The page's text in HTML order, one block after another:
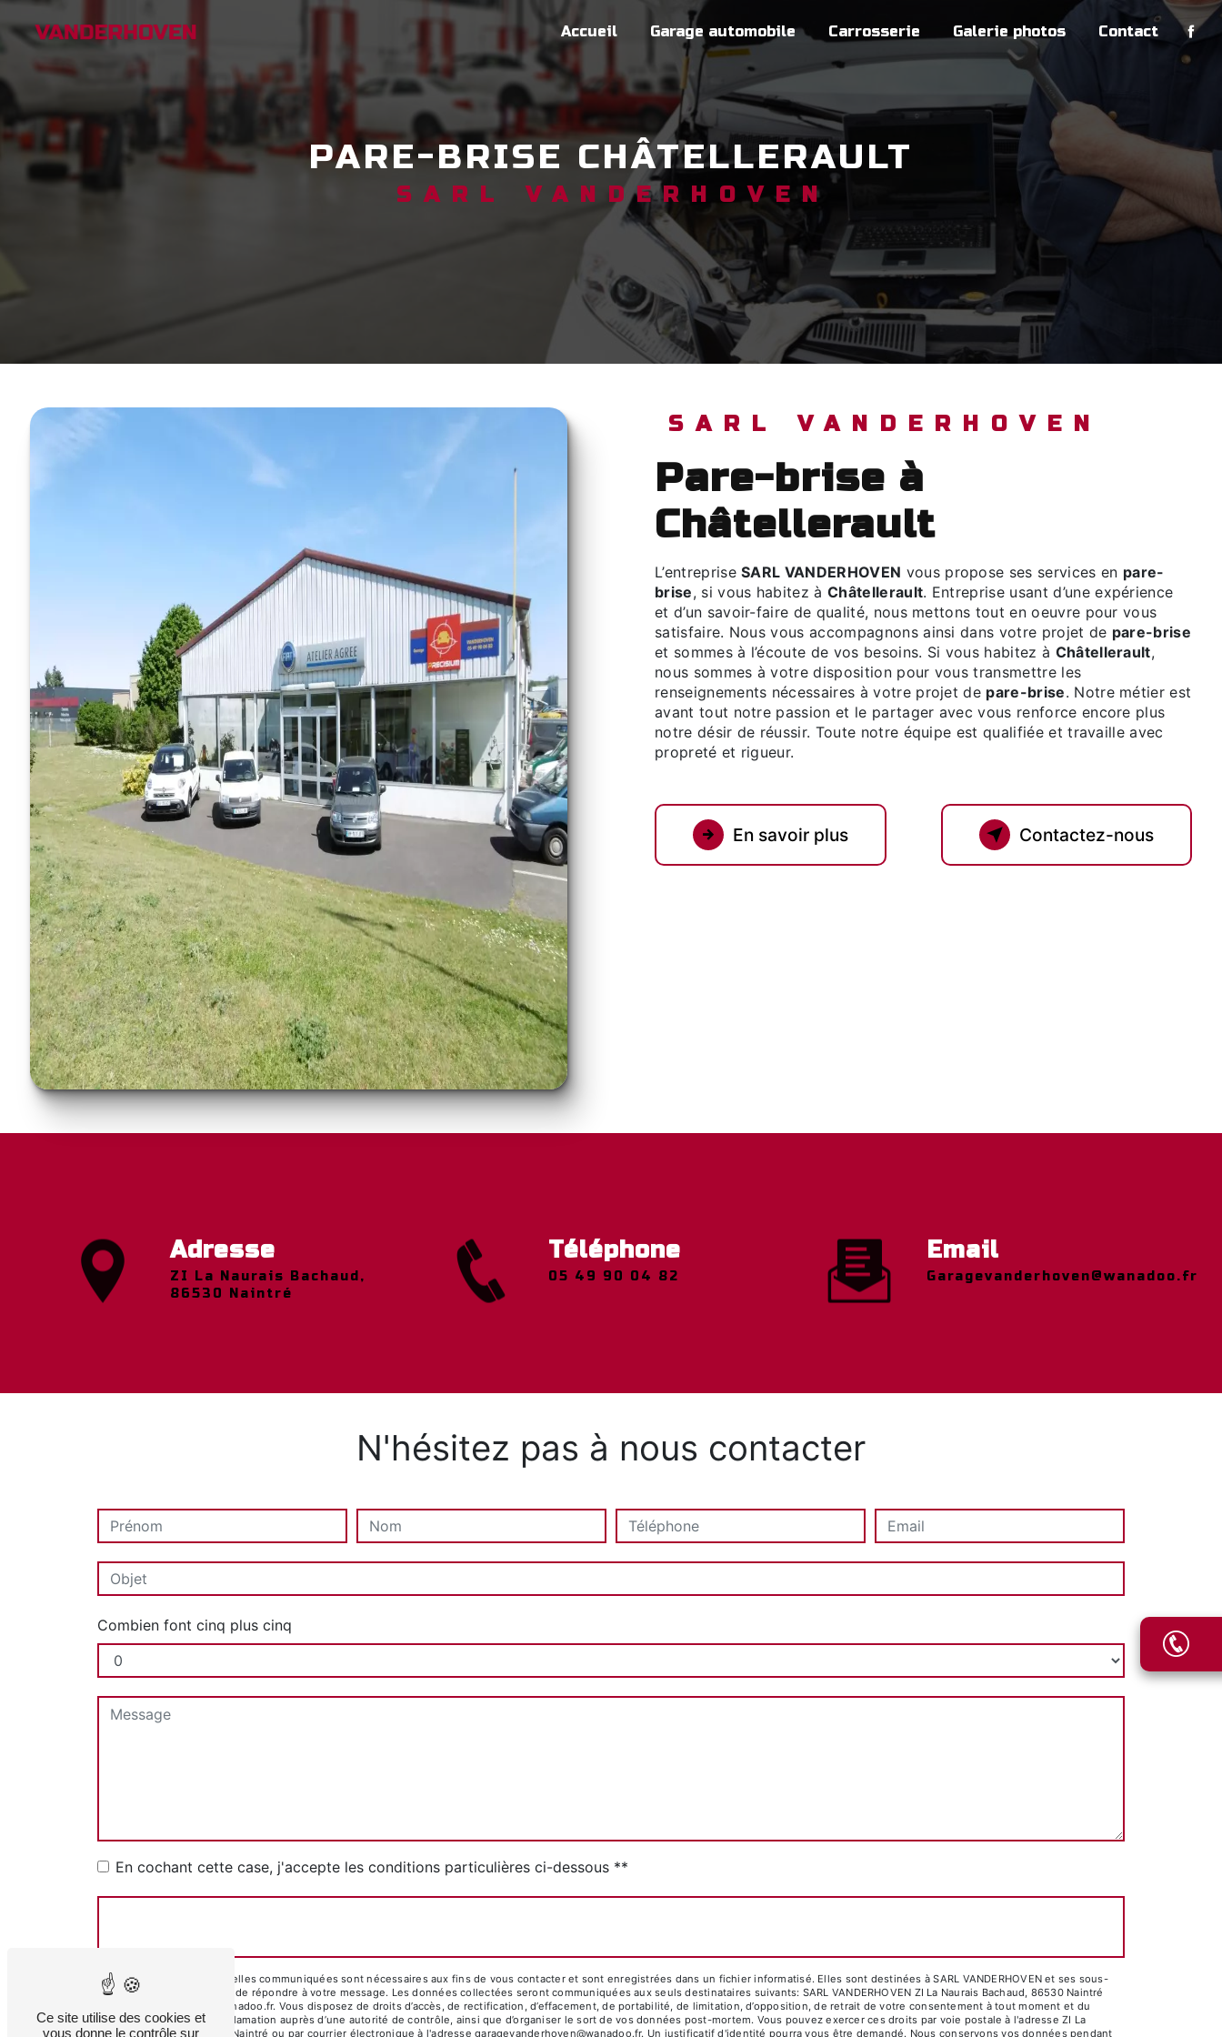
Accueil Garage automobile Carrosserie Galerie photos Contact
PARE-BRISE CHÂTELLERAULT
SARL VANDERHOVEN
SARL VANDERHOVEN
pare-brise à
Châtellerault
L’entrepriseSARL VANDERHOVEN vous propose ses services en pare-
brise, si vous habitez àChâtellerault. Entreprise usant d’une expérience
et d’un savoir-faire de qualité, nous mettons tout en oeuvre pour vous
satisfaire. Nous vous accompagnons ainsi dans votre projet de pare-brise
et sommes à l’écoute de vos besoins. Si vous habitez à Châtellerault,
nous sommes à votre disposition pour vous transmettre les
renseignements nécessaires à votre projet de pare-brise. Notre métier est
avant tout notre passion et le partager avec vous renforce encore plus
notre désir de réussir. Toute notre équipe est qualifiée et travaille avec
propreté et rigueur.
En savoir plus Contactez-nous
Adresse
ZI La Naurais Bachaud,
86530 Naintré
Téléphone
05 49 90 04 82
Email
garagevanderhoven@wanadoo.fr
N'hésitez pas à nous contacter
Combien font cinq plus cinq
En cochant cette case, j'accepte les conditions particulières ci-dessous **
** Les données personnelles communiquées sont nécessaires aux fins de vous contacter et sont enregistrées dans un fichier informatisé. Elles sont destinées à SARL VANDERHOVEN et ses sous-
traitants dans le seul but de répondre à votre message. Les données collectées seront communiquées aux seuls destinataires suivants: SARL VANDERHOVEN ZI La Naurais Bachaud, 86530 Naintré
garagevanderhoven@wanadoo.fr. Vous disposez de droits d’accès, de rectification, d’effacement, de portabilité, de limitation, d’opposition, de retrait de votre consentement à tout moment et du
droit d’introduire une réclamation auprès d’une autorité de contrôle, ainsi que d’organiser le sort de vos données post-mortem. Vous pouvez exercer ces droits par voie postale à l'adresse ZI La
Naurais Bachaud, 86530 Naintré ou par courrier électronique à l'adresse garagevanderhoven@wanadoo.fr. Un justificatif d'identité pourra vous être demandé. Nous conservons vos données pendant
Ce site utilise des cookies et
vous donne le contrôle sur